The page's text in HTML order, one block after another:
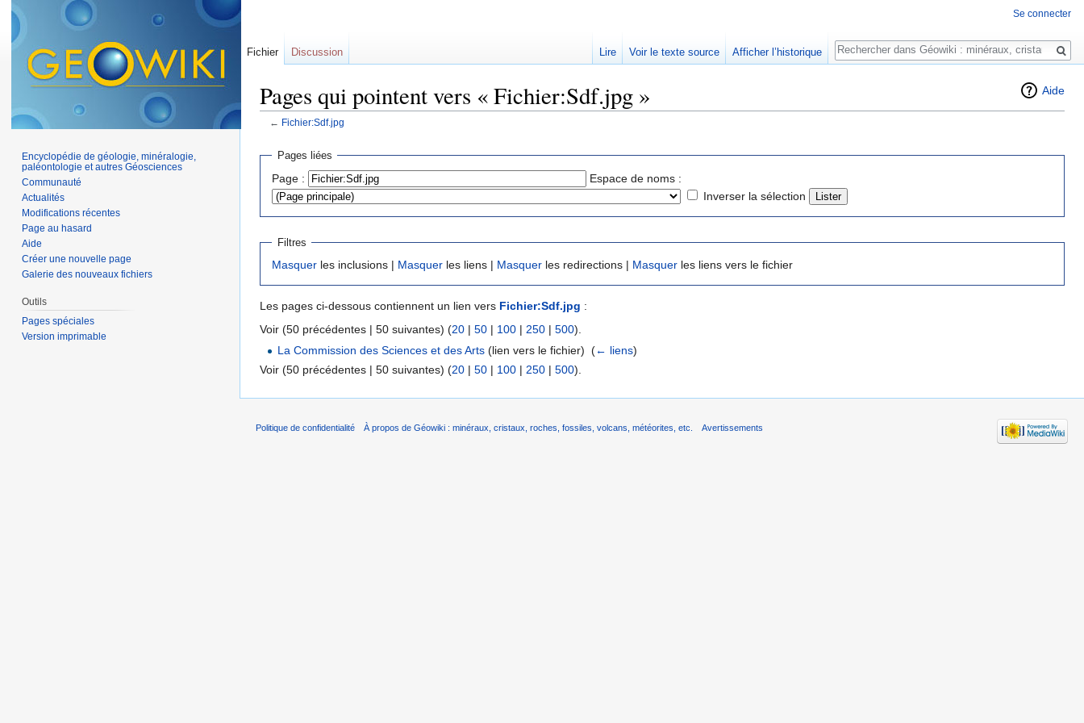
Aide
Pages qui pointent vers « Fichier:Sdf.jpg »
← Fichier:Sdf.jpg
Pages liées
Page :
Espace de noms :
Inverser la sélection
Filtres
Masquer les inclusions | Masquer les liens | Masquer les redirections | Masquer les liens vers le fichier
Les pages ci-dessous contiennent un lien vers Fichier:Sdf.jpg :
Voir (50 précédentes | 50 suivantes) (20 | 50 | 100 | 250 | 500).
La Commission des Sciences et des Arts (lien vers le fichier) ‎(← liens)
Voir (50 précédentes | 50 suivantes) (20 | 50 | 100 | 250 | 500).
Se connecter
Fichier Discussion Lire Voir le texte source Afficher l’historique
Rechercher
Encyclopédie de géologie, minéralogie,
paléontologie et autres Géosciences
Communauté
Actualités
Modifications récentes
Page au hasard
Aide
Créer une nouvelle page
Galerie des nouveaux fichiers
Outils
Pages spéciales
Version imprimable
Politique de confidentialité À propos de Géowiki : minéraux, cristaux, roches, fossiles, volcans, météorites, etc. Avertissements